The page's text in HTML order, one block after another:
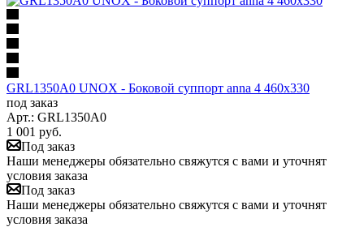
GRL1350A0 UNOX - Боковой суппорт anna 4 460x330
под заказ
Арт.: GRL1350A0
1 001 руб.
Под заказ
Наши менеджеры обязательно свяжутся с вами и уточнят
условия заказа
Под заказ
Наши менеджеры обязательно свяжутся с вами и уточнят
условия заказа